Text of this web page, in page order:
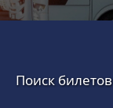
Поиск билетов